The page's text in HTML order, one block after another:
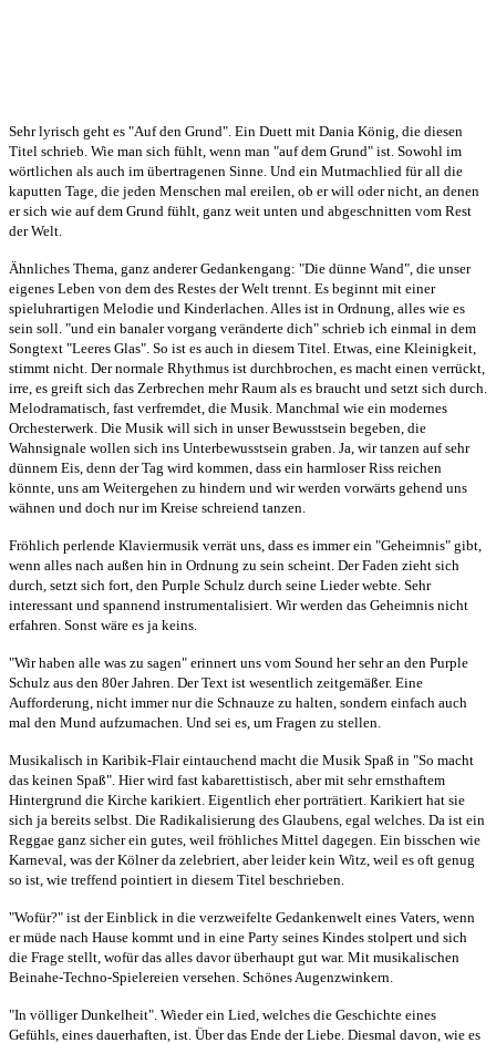
Sehr lyrisch geht es "Auf den Grund". Ein Duett mit Dania König, die diesen
Titel schrieb. Wie man sich fühlt, wenn man "auf dem Grund" ist. Sowohl im
wörtlichen als auch im übertragenen Sinne. Und ein Mutmachlied für all die
kaputten Tage, die jeden Menschen mal ereilen, ob er will oder nicht, an denen
er sich wie auf dem Grund fühlt, ganz weit unten und abgeschnitten vom Rest
der Welt.
Ähnliches Thema, ganz anderer Gedankengang: "Die dünne Wand", die unser
eigenes Leben von dem des Restes der Welt trennt. Es beginnt mit einer
spieluhrartigen Melodie und Kinderlachen. Alles ist in Ordnung, alles wie es
sein soll. "und ein banaler vorgang veränderte dich" schrieb ich einmal in dem
Songtext "Leeres Glas". So ist es auch in diesem Titel. Etwas, eine Kleinigkeit,
stimmt nicht. Der normale Rhythmus ist durchbrochen, es macht einen verrückt,
irre, es greift sich das Zerbrechen mehr Raum als es braucht und setzt sich durch.
Melodramatisch, fast verfremdet, die Musik. Manchmal wie ein modernes
Orchesterwerk. Die Musik will sich in unser Bewusstsein begeben, die
Wahnsignale wollen sich ins Unterbewusstsein graben. Ja, wir tanzen auf sehr
dünnem Eis, denn der Tag wird kommen, dass ein harmloser Riss reichen
könnte, uns am Weitergehen zu hindern und wir werden vorwärts gehend uns
wähnen und doch nur im Kreise schreiend tanzen.
Fröhlich perlende Klaviermusik verrät uns, dass es immer ein "Geheimnis" gibt,
wenn alles nach außen hin in Ordnung zu sein scheint. Der Faden zieht sich
durch, setzt sich fort, den Purple Schulz durch seine Lieder webte. Sehr
interessant und spannend instrumentalisiert. Wir werden das Geheimnis nicht
erfahren. Sonst wäre es ja keins.
"Wir haben alle was zu sagen" erinnert uns vom Sound her sehr an den Purple
Schulz aus den 80er Jahren. Der Text ist wesentlich zeitgemäßer. Eine
Aufforderung, nicht immer nur die Schnauze zu halten, sondern einfach auch
mal den Mund aufzumachen. Und sei es, um Fragen zu stellen.
Musikalisch in Karibik-Flair eintauchend macht die Musik Spaß in "So macht
das keinen Spaß". Hier wird fast kabarettistisch, aber mit sehr ernsthaftem
Hintergrund die Kirche karikiert. Eigentlich eher porträtiert. Karikiert hat sie
sich ja bereits selbst. Die Radikalisierung des Glaubens, egal welches. Da ist ein
Reggae ganz sicher ein gutes, weil fröhliches Mittel dagegen. Ein bisschen wie
Karneval, was der Kölner da zelebriert, aber leider kein Witz, weil es oft genug
so ist, wie treffend pointiert in diesem Titel beschrieben.
"Wofür?" ist der Einblick in die verzweifelte Gedankenwelt eines Vaters, wenn
er müde nach Hause kommt und in eine Party seines Kindes stolpert und sich
die Frage stellt, wofür das alles davor überhaupt gut war. Mit musikalischen
Beinahe-Techno-Spielereien versehen. Schönes Augenzwinkern.
"In völliger Dunkelheit". Wieder ein Lied, welches die Geschichte eines
Gefühls, eines dauerhaften, ist. Über das Ende der Liebe. Diesmal davon, wie es